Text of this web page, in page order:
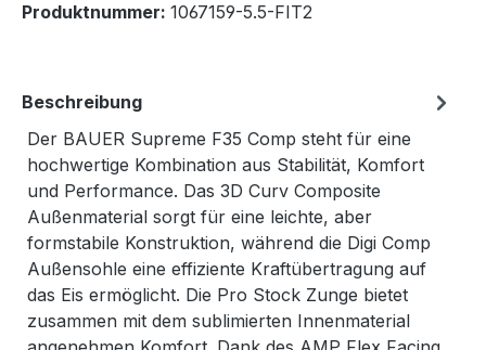
Produktnummer: 1067159-5.5-FIT2
Beschreibung
Der BAUER Supreme F35 Comp steht für eine
hochwertige Kombination aus Stabilität, Komfort
und Performance. Das 3D Curv Composite
Außenmaterial sorgt für eine leichte, aber
formstabile Konstruktion, während die Digi Comp
Außensohle eine effiziente Kraftübertragung auf
das Eis ermöglicht. Die Pro Stock Zunge bietet
zusammen mit dem sublimierten Innenmaterial